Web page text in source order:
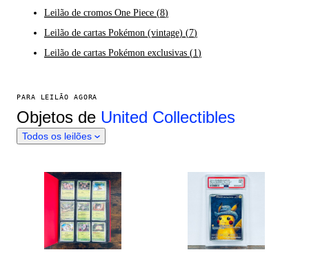
Leilão de cromos One Piece (8)
Leilão de cartas Pokémon (vintage) (7)
Leilão de cartas Pokémon exclusivas (1)
PARA LEILÃO AGORA
Objetos de United Collectibles
Todos os leilões